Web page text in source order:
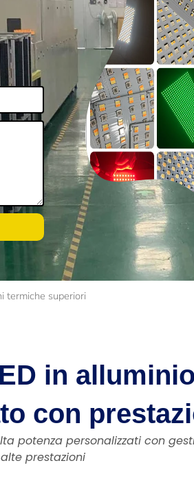
termiche superiori
in
con
potenza personalizzati con
prestazioni